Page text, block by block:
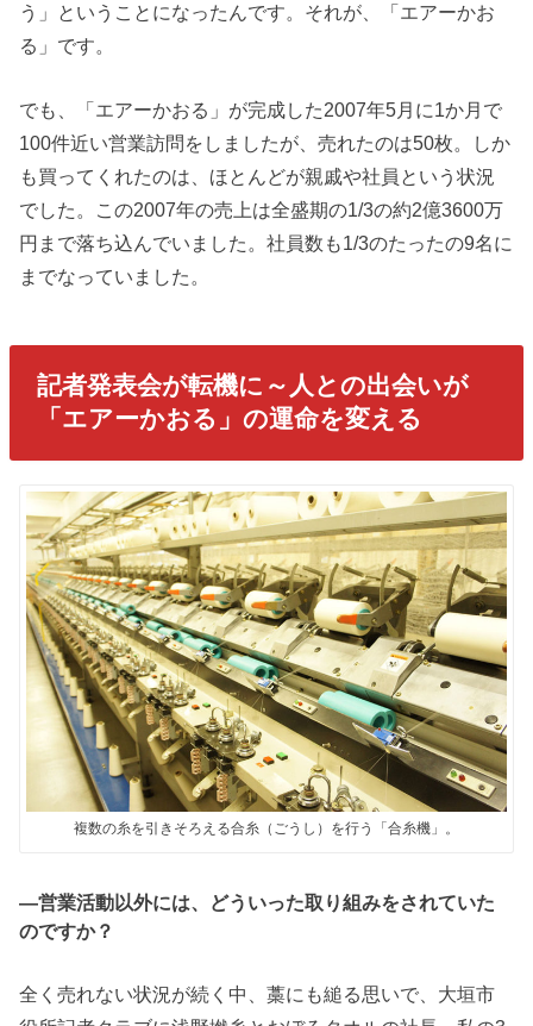
う」ということになったんです。それが、「エアーかお
る」です。
でも、「エアーかおる」が完成した2007年5月に1か月で
100件近い営業訪問をしましたが、売れたのは50枚。しか
も買ってくれたのは、ほとんどが親戚や社員という状況
でした。この2007年の売上は全盛期の1/3の約2億3600万
円まで落ち込んでいました。社員数も1/3のたったの9名に
までなっていました。
記者発表会が転機に～人との出会いが
「エアーかおる」の運命を変える
複数の糸を引きそろえる合糸（ごうし）を行う「合糸機」。
―営業活動以外には、どういった取り組みをされていた
のですか？
全く売れない状況が続く中、藁にも縋る思いで、大垣市